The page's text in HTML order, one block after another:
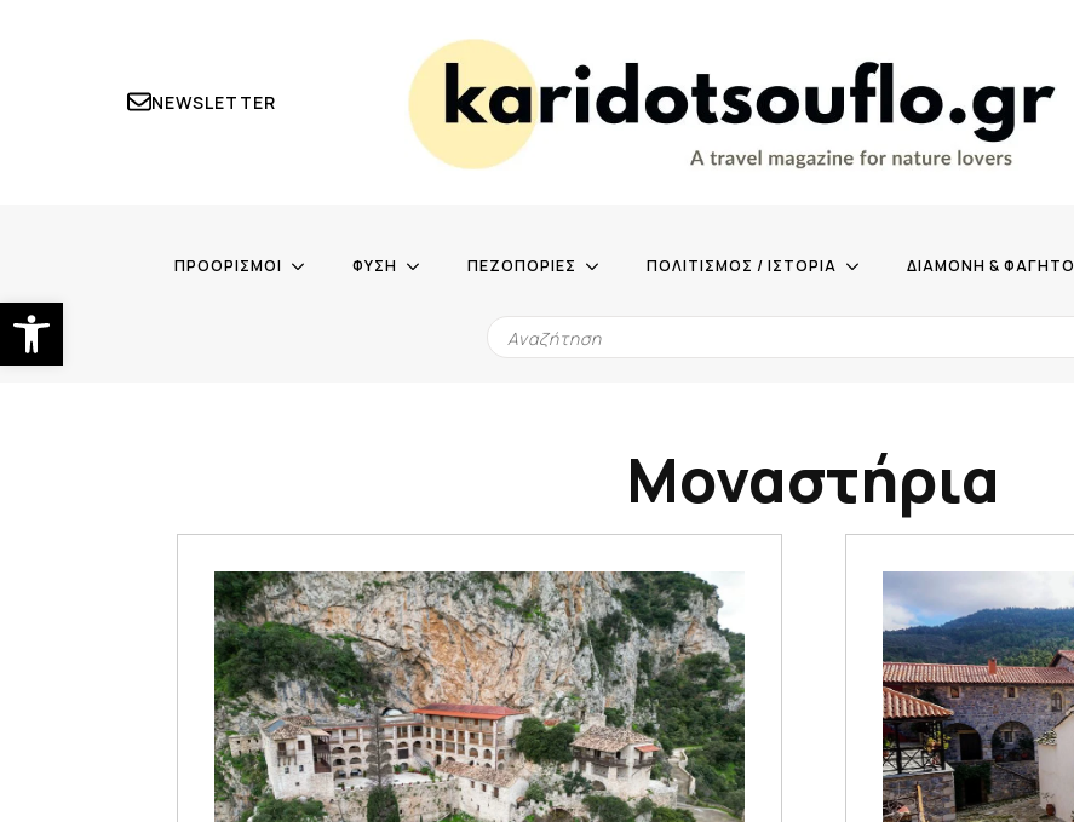
Ανοίξτε τη γραμμή εργαλείων
NEWSLETTER
ΠΡΟΟΡΙΣΜΟΙ ΦΥΣΗ ΠΕΖΟΠΟΡΙΕΣ ΠΟΛΙΤΙΣΜΟΣ / ΙΣΤΟΡΙΑ ΔΙΑΜΟΝΗ & ΦΑΓΗΤΟ
Μοναστήρια